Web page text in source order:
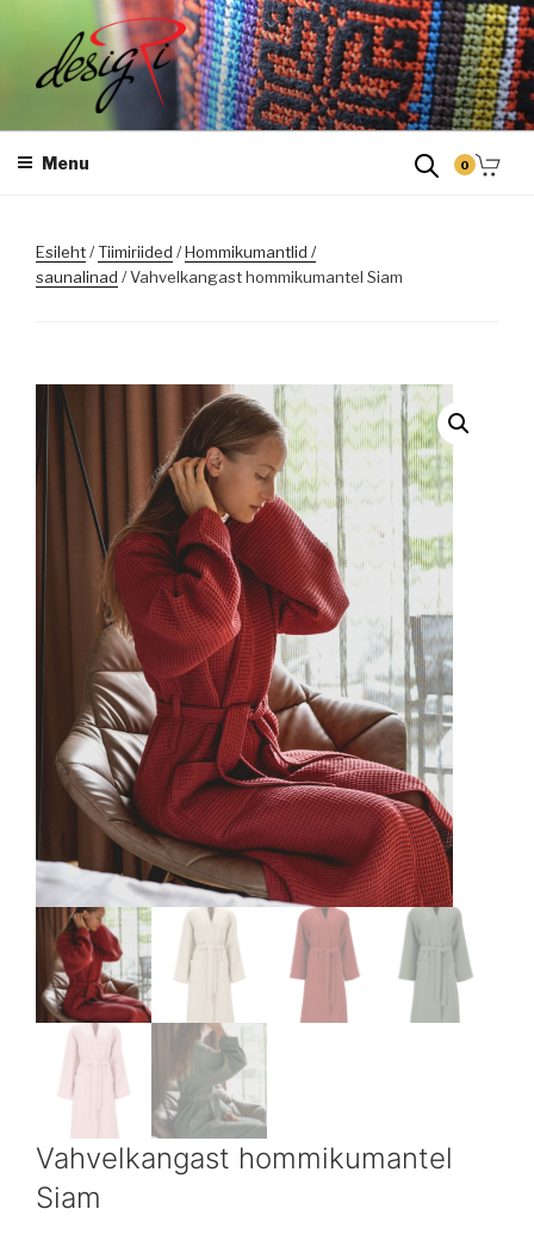
content
DESIGRI
Masintikkimine, tiimiriided, logo riietele tikkimine, kodukoha pusad,
Menu 0
Esileht/Tiimiriided /Hommikumantlid /
saunalinad / Vahvelkangast hommikumantel Siam
Vahvelkangast hommikumantel
Siam